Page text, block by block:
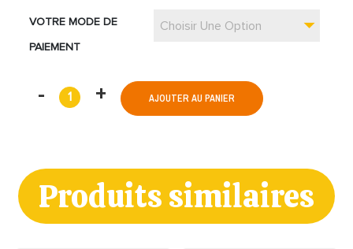
VOTRE MODE DE
PAIEMENT
Choisir Une Option
AJOUTER AU PANIER
Produits similaires